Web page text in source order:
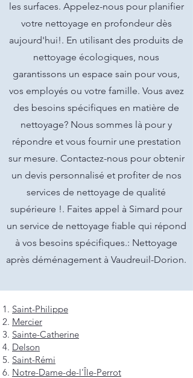
les surfaces. Appelez-nous pour planifier
votre nettoyage en profondeur dès
aujourd'hui!. En utilisant des produits de
nettoyage écologiques, nous
garantissons un espace sain pour vous,
vos employés ou votre famille. Vous avez
des besoins spécifiques en matière de
nettoyage? Nous sommes là pour y
répondre et vous fournir une prestation
sur mesure. Contactez-nous pour obtenir
un devis personnalisé et profiter de nos
services de nettoyage de qualité
supérieure !. Faites appel à Simard pour
un service de nettoyage fiable qui répond
à vos besoins spécifiques.: Nettoyage
après déménagement à Vaudreuil-Dorion.
Saint-Philippe
Mercier
Sainte-Catherine
Delson
Saint-Rémi
Notre-Dame-de-l'Île-Perrot